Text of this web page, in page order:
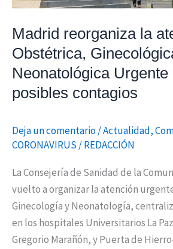
Madrid reorganiza la
Obstétrica,
Neonatológica
posibles contagios
Deja un comentario/Actualidad,
CORONAVIRUS /REDACCIÓN
La Consejería de Sanidad de la
vuelto a organizar la atención
Ginecología y Neonatología,
en los hospitales Universitarios La
Gregorio Marañón, y Puerta de
para
evitar
contagios